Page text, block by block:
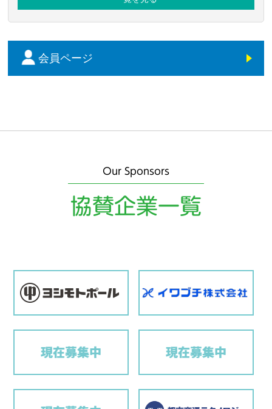
会員ページ
Our Sponsors
協賛企業一覧